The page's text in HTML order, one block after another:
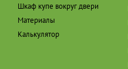
Шкаф купе вокруг двери
Материалы
Калькулятор